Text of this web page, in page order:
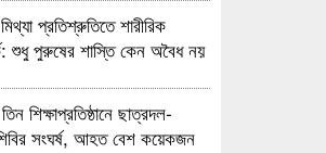
প্রতিশ্রুতিতে শারীরিক
শুধু পুরুষের শাস্তি কেন অবৈধ নয়
শিক্ষাপ্রতিষ্ঠানে ছাত্রদল-
সংঘর্ষ, আহত বেশ কয়েকজন